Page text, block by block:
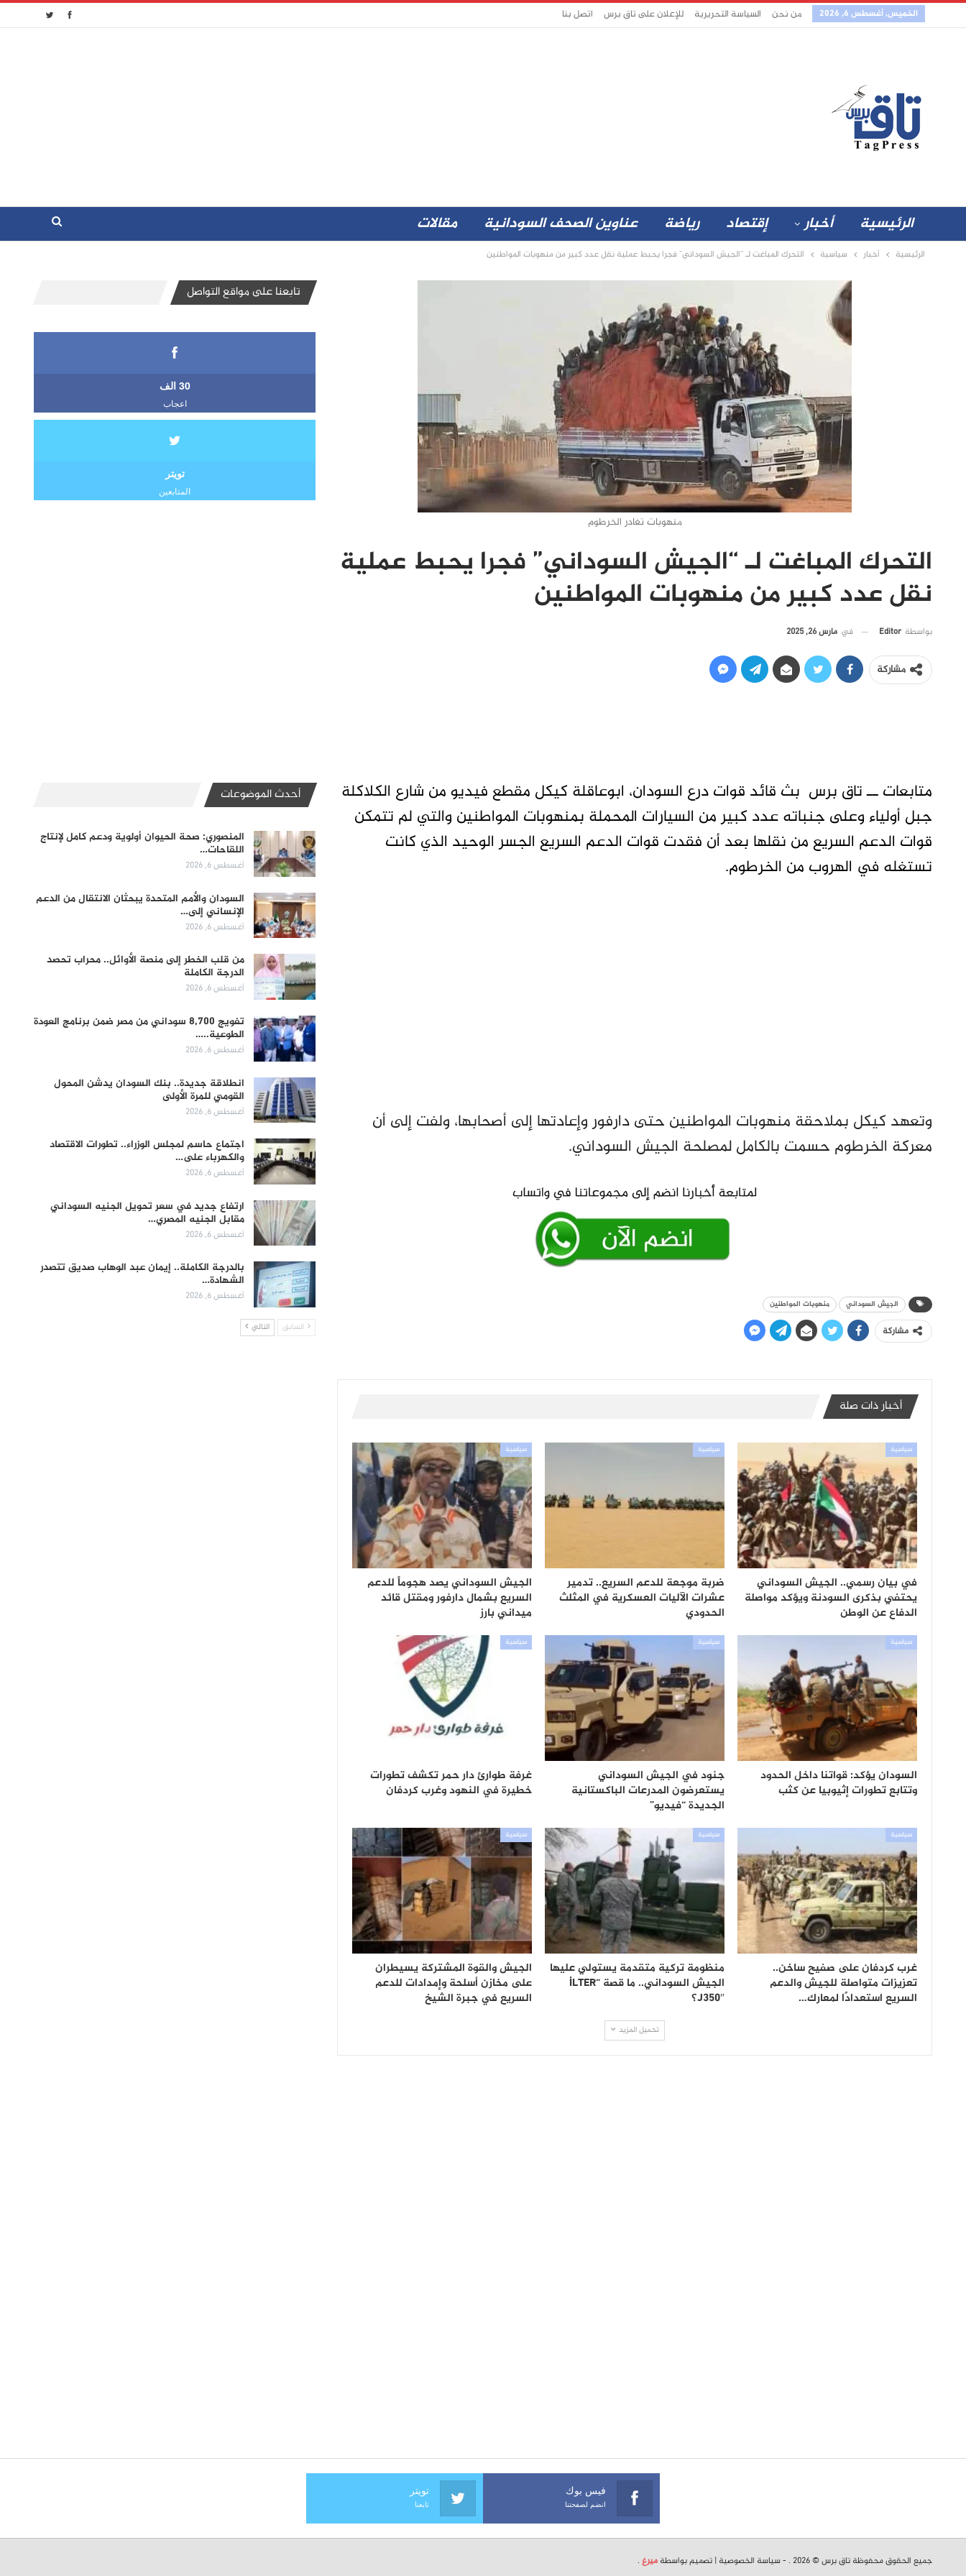
الخميس, أغسطس 6, 2026 من نحن السياسة التحريرية للإعلان على تاق برس اتصل بنا
الرئيسية أخبار إقتصاد رياضة عناوين الصحف السودانية مقالات
الرئيسية أخبار سياسية التحرك المباغت لـ “الجيش السوداني” فجرا يحبط عملية نقل عدد كبير من منهوبات المواطنين
منهوبات تغادر الخرطوم
التحرك المباغت لـ “الجيش السوداني” فجرا يحبط عملية
نقل عدد كبير من منهوبات المواطنين
بواسطة Editor في مارس 26, 2025
مشاركة
متابعات ــ تاق برس بث قائد قوات درع السودان، ابوعاقلة كيكل مقطع فيديو من شارع الكلاكلة
جبل أولياء وعلى جنباته عدد كبير من السيارات المحملة بمنهوبات المواطنين والتي لم تتمكن
قوات الدعم السريع من نقلها بعد أن فقدت قوات الدعم السريع الجسر الوحيد الذي كانت
تستغله في الهروب من الخرطوم.
وتعهد كيكل بملاحقة منهوبات المواطنين حتى دارفور وإعادتها إلى أصحابها، ولفت إلى أن
معركة الخرطوم حسمت بالكامل لمصلحة الجيش السوداني.
الجيش السوداني منهوبات المواطنين
مشاركة
أخبار ذات صلة
سياسية
في بيان رسمي.. الجيش السوداني
يحتفي بذكرى السودنة ويؤكد مواصلة
الدفاع عن الوطن
سياسية
ضربة موجعة للدعم السريع.. تدمير
عشرات الآليات العسكرية في المثلث
الحدودي
سياسية
الجيش السوداني يصد هجوماً للدعم
السريع بشمال دارفور ومقتل قائد
ميداني بارز
سياسية
السودان يؤكد: قواتنا داخل الحدود
وتتابع تطورات إثيوبيا عن كثب
سياسية
جنود في الجيش السوداني
يستعرضون المدرعات الباكستانية
الجديدة “فيديو”
سياسية
غرفة طوارئ دار حمر تكشف تطورات
خطيرة في النهود وغرب كردفان
سياسية
غرب كردفان على صفيح ساخن..
تعزيزات متواصلة للجيش والدعم
السريع استعدادًا لمعارك…
سياسية
منظومة تركية متقدمة يستولي عليها
الجيش السوداني.. ما قصة “İLTER
J350″؟
سياسية
الجيش والقوة المشتركة يسيطران
على مخازن أسلحة وإمدادات للدعم
السريع في جبرة الشيخ
تحميل المزيد
تابعنا على مواقع التواصل
30 الف
اعجاب
تويتر
المتابعين
أحدث الموضوعات
المنصوري: صحة الحيوان أولوية ودعم كامل لإنتاج
اللقاحات…
أغسطس 6, 2026
السودان والأمم المتحدة يبحثان الانتقال من الدعم
الإنساني إلى…
أغسطس 6, 2026
من قلب الخطر إلى منصة الأوائل.. محراب تحصد
الدرجة الكاملة
أغسطس 6, 2026
تفويج 8,700 سوداني من مصر ضمن برنامج العودة
الطوعية..…
أغسطس 6, 2026
انطلاقة جديدة.. بنك السودان يدشن المحول
القومي للمرة الأولى
أغسطس 6, 2026
اجتماع حاسم لمجلس الوزراء.. تطورات الاقتصاد
والكهرباء على…
أغسطس 6, 2026
ارتفاع جديد في سعر تحويل الجنيه السوداني
مقابل الجنيه المصري…
أغسطس 6, 2026
بالدرجة الكاملة.. إيمان عبد الوهاب صديق تتصدر
الشهادة…
أغسطس 6, 2026
السابق التالي
فيس بوك
انضم لصفحتنا
تويتر
تابعنا
جميع الحقوق محفوظة تاق برس © 2026 . - سياسة الخصوصية | تصميم بواسطة ميرغ .